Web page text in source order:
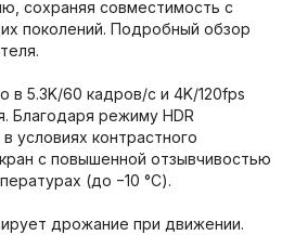
сохраняя совместимость с
поколений. Подробный обзор
в 5.3K/60 кадров/с и 4K/120fps
Благодаря режиму HDR
условиях контрастного
с повышенной отзывчивостью
(до −10 °C).
дрожание при движении.